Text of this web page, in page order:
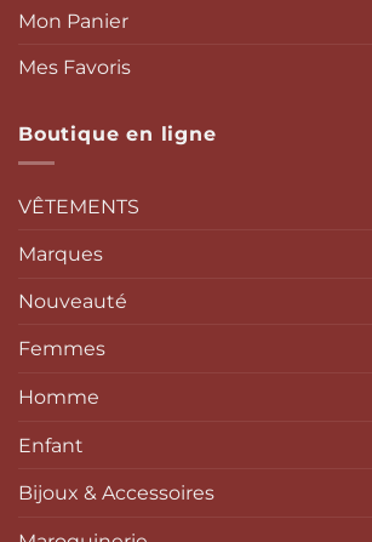
Mon Panier
Mes Favoris
Boutique en ligne
VÊTEMENTS
Marques
Nouveauté
Femmes
Homme
Enfant
Bijoux & Accessoires